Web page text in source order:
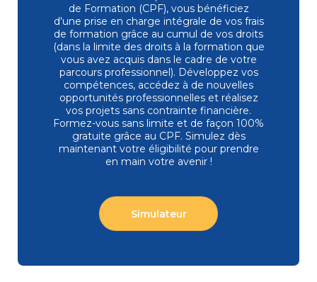
Présentiel
Classe à
distance
Digital & Multimédia
Photomontage et trucage expert : l'art
du matte painting avec Photoshop
Nouveau
PAO-PA19919 | Expertise
9 4,6/5
Présentiel Classe à
distance
Data visualisation et infographie avec
Top ventes
de Formation (CPF), vous bénéficiez
d'une prise en charge intégrale de vos frais
de formation grâce au cumul de vos droits
(dans la limite des droits à la formation que
vous avez acquis dans le cadre de votre
parcours professionnel). Développez vos
compétences, accédez à de nouvelles
opportunités professionnelles et réalisez
vos projets sans contrainte financière.
Formez-vous sans limite et de façon 100%
gratuite grâce au CPF. Simulez dès
maintenant votre éligibilité pour prendre
en main votre avenir !
Simulateur